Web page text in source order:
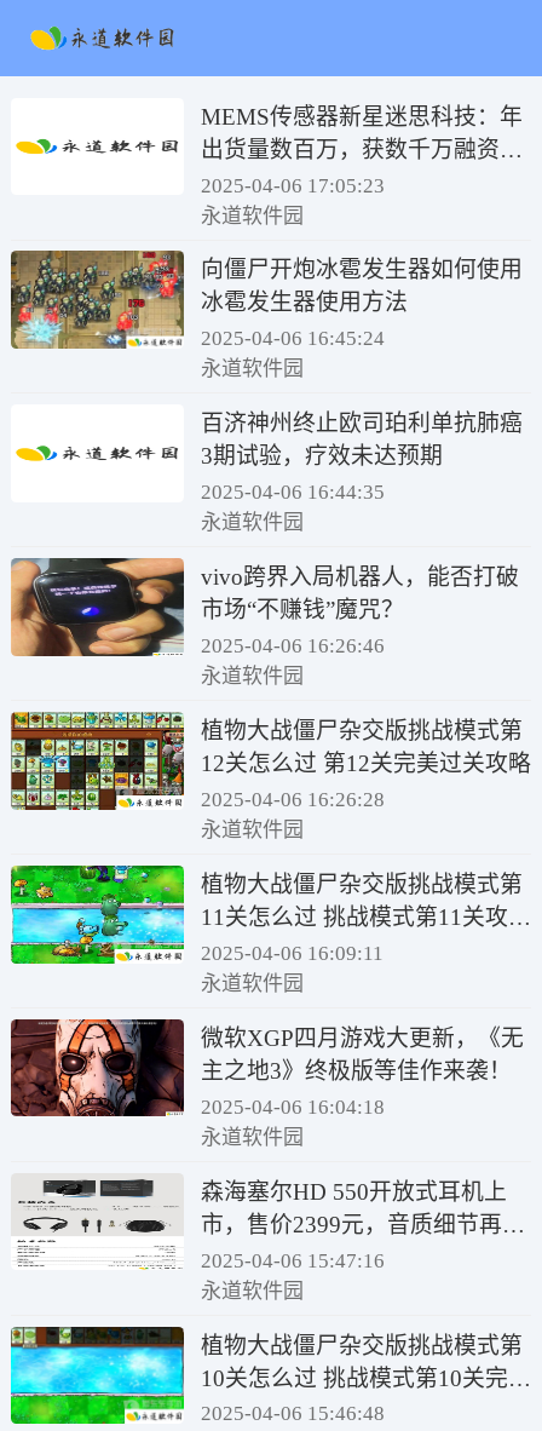
MEMS传感器新星迷思科技：年
出货量数百万，获数千万融资加
速发展
2025-04-06 17:05:23
永道软件园
向僵尸开炮冰雹发生器如何使用
冰雹发生器使用方法
2025-04-06 16:45:24
永道软件园
百济神州终止欧司珀利单抗肺癌
3期试验，疗效未达预期
2025-04-06 16:44:35
永道软件园
vivo跨界入局机器人，能否打破
市场“不赚钱”魔咒？
2025-04-06 16:26:46
永道软件园
植物大战僵尸杂交版挑战模式第
12关怎么过 第12关完美过关攻略
2025-04-06 16:26:28
永道软件园
植物大战僵尸杂交版挑战模式第
11关怎么过 挑战模式第11关攻略
详解
2025-04-06 16:09:11
永道软件园
微软XGP四月游戏大更新，《无
主之地3》终极版等佳作来袭！
2025-04-06 16:04:18
永道软件园
森海塞尔HD 550开放式耳机上
市，售价2399元，音质细节再升
级！
2025-04-06 15:47:16
永道软件园
植物大战僵尸杂交版挑战模式第
10关怎么过 挑战模式第10关完美
攻略
2025-04-06 15:46:48